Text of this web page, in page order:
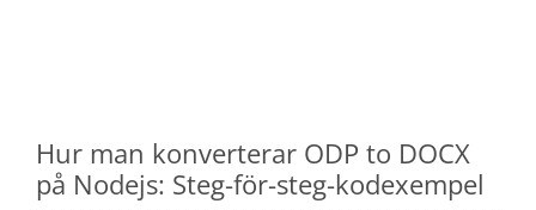
Hur man konverterar ODP to DOCX
på Nodejs: Steg-för-steg-kodexempel